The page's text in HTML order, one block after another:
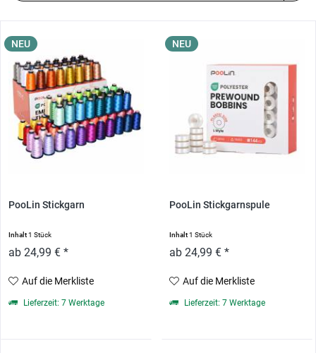
NEU
PooLin Stickgarn
Inhalt1 Stück
ab 24,99 € *
Auf die Merkliste
Lieferzeit: 7 Werktage
NEU
PooLin Stickgarnspule
Inhalt1 Stück
ab 24,99 € *
Auf die Merkliste
Lieferzeit: 7 Werktage